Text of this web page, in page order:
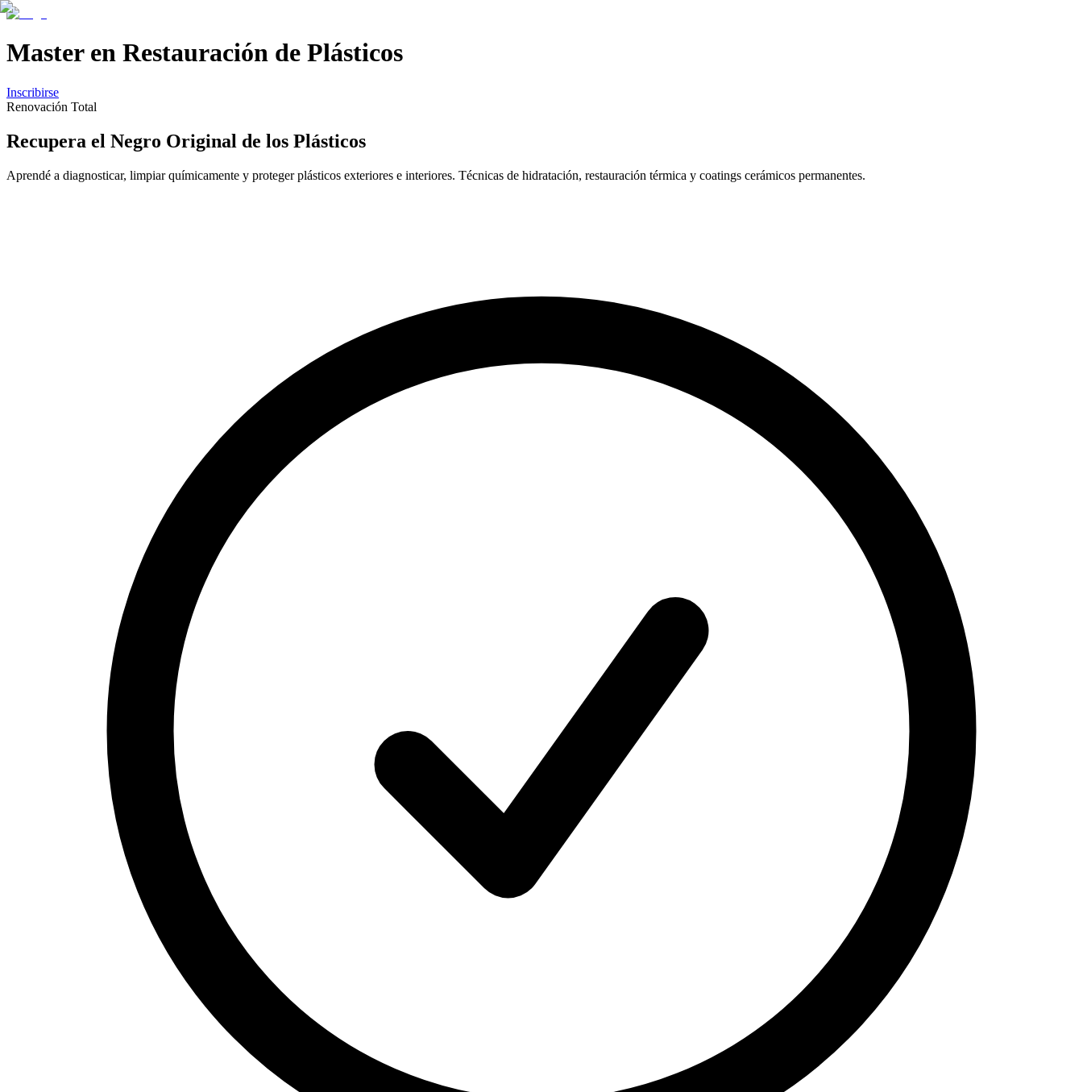
Master en Restauración de Plásticos
Inscribirse
Renovación Total
Recupera el Negro Original de los Plásticos
Aprendé a diagnosticar, limpiar químicamente y proteger plásticos exteriores e interiores. Técnicas de hidratación, restauración térmica y coatings cerámicos permanentes.